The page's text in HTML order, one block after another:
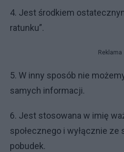
4. Jest środkiem
ratunku”.
Reklama
5. W inny sposób nie
samych informacji.
6. Jest stosowana w imię
społecznego i wyłącznie ze
pobudek.